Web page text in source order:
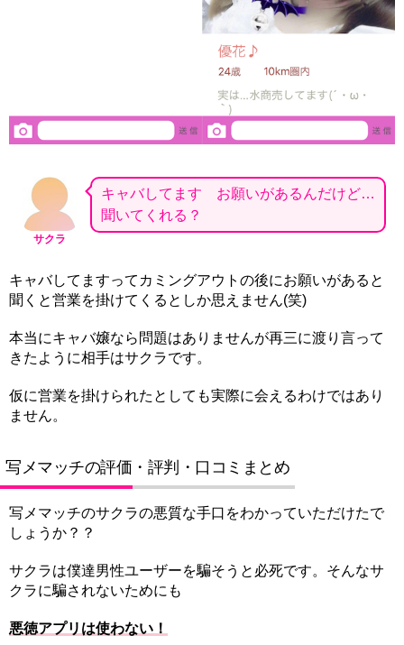
サクラ
キャバしてます お願いがあるんだけど…
聞いてくれる？
キャバしてますってカミングアウトの後にお願いがあると
聞くと営業を掛けてくるとしか思えません(笑)
本当にキャバ嬢なら問題はありませんが再三に渡り言って
きたように相手はサクラです。
仮に営業を掛けられたとしても実際に会えるわけではあり
ません。
写メマッチの評価・評判・口コミまとめ
写メマッチのサクラの悪質な手口をわかっていただけたで
しょうか？？
サクラは僕達男性ユーザーを騙そうと必死です。そんなサ
クラに騙されないためにも
悪徳アプリは使わない！